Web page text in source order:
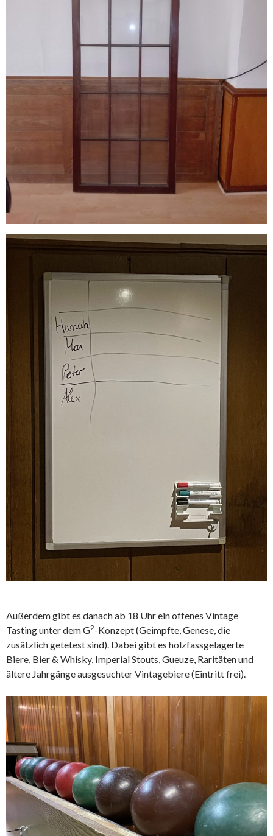
Außerdem gibt es danach ab 18 Uhr ein offenes Vintage
Tasting unter dem G2-Konzept (Geimpfte, Genese, die
zusätzlich getetest sind). Dabei gibt es holzfassgelagerte
Biere, Bier & Whisky, Imperial Stouts, Gueuze, Raritäten und
ältere Jahrgänge ausgesuchter Vintagebiere (Eintritt frei).